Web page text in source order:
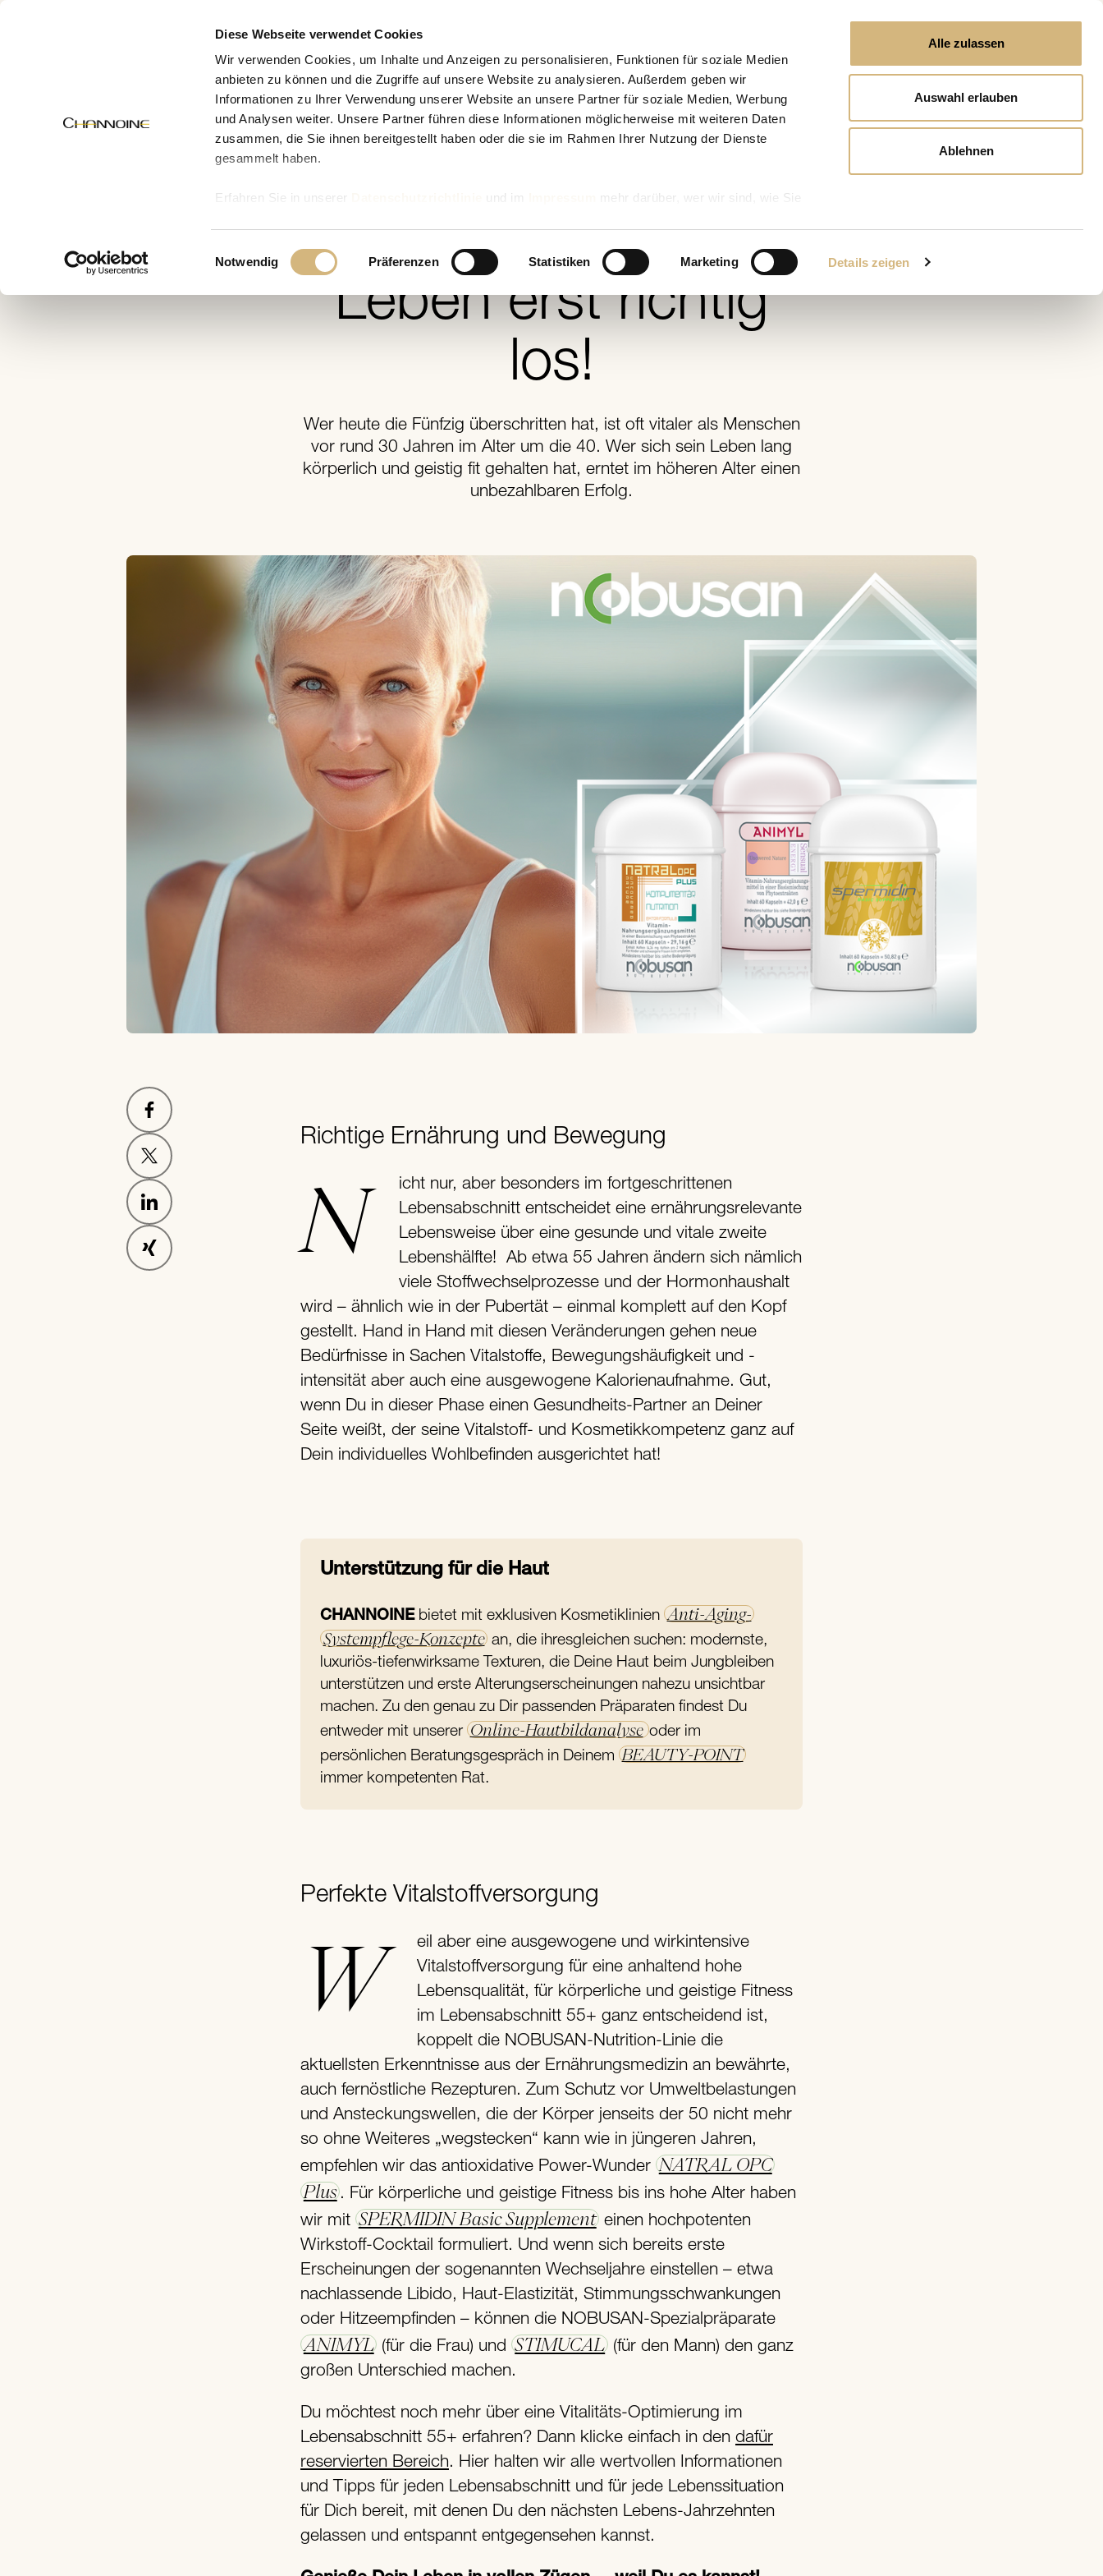
Diese Webseite verwendet Cookies
Wir verwenden Cookies, um Inhalte und Anzeigen zu personalisieren, Funktionen für soziale Medien
anbieten zu können und die Zugriffe auf unsere Website zu analysieren. Außerdem geben wir
Informationen zu Ihrer Verwendung unserer Website an unsere Partner für soziale Medien, Werbung
und Analysen weiter. Unsere Partner führen diese Informationen möglicherweise mit weiteren Daten
zusammen, die Sie ihnen bereitgestellt haben oder die sie im Rahmen Ihrer Nutzung der Dienste
gesammelt haben.
Erfahren Sie in unserer und im
mehr darüber, wer wir sind, wie Sie
Einwilligungsauswahl
Notwendig Präferenzen Statistiken Marketing Details zeigen
Alle zulassen
Auswahl erlauben
Ablehnen
Zur Übersicht
Mit55+geht das
Leben erst richtig
los!
Wer heute die Fünfzig überschritten hat, ist oft vitaler als Menschen
vor rund 30 Jahren im Alter um die 40. Wer sich sein Leben lang
körperlich und geistig fit gehalten hat, erntet im höheren Alter einen
unbezahlbaren Erfolg.
Richtige Ernährung und Bewegung
Nicht nur, aber besonders im fortgeschrittenen
Lebensabschnitt entscheidet eine ernährungsrelevante
Lebensweise über eine gesunde und vitale zweite
Lebenshälfte! Ab etwa 55 Jahren ändern sich nämlich
viele Stoffwechselprozesse und der Hormonhaushalt
wird – ähnlich wie in der Pubertät – einmal komplett auf den Kopf
gestellt. Hand in Hand mit diesen Veränderungen gehen neue
Bedürfnisse in Sachen Vitalstoffe, Bewegungshäufigkeit und -
intensität aber auch eine ausgewogene Kalorienaufnahme. Gut,
wenn Du in dieser Phase einen Gesundheits-Partner an Deiner
Seite weißt, der seine Vitalstoff- und Kosmetikkompetenz ganz auf
Dein individuelles Wohlbefinden ausgerichtet hat!
Unterstützung für die Haut
CHANNOINE bietet mit exklusiven Kosmetiklinien Anti-Aging-
Systempflege-Konzepte an, die ihresgleichen suchen: modernste,
luxuriös-tiefenwirksame Texturen, die Deine Haut beim Jungbleiben
unterstützen und erste Alterungserscheinungen nahezu unsichtbar
machen. Zu den genau zu Dir passenden Präparaten findest Du
entweder mit unserer Online-Hautbildanalyse oder im
persönlichen Beratungsgespräch in Deinem BEAUTY-POINT
immer kompetenten Rat.
Perfekte Vitalstoffversorgung
Weil aber eine ausgewogene und wirkintensive
Vitalstoffversorgung für eine anhaltend hohe
Lebensqualität, für körperliche und geistige Fitness
im Lebensabschnitt 55+ ganz entscheidend ist,
koppelt die NOBUSAN-Nutrition-Linie die
aktuellsten Erkenntnisse aus der Ernährungsmedizin an bewährte,
auch fernöstliche Rezepturen. Zum Schutz vor Umweltbelastungen
und Ansteckungswellen, die der Körper jenseits der 50 nicht mehr
so ohne Weiteres „wegstecken“ kann wie in jüngeren Jahren,
empfehlen wir das antioxidative Power-Wunder NATRAL OPC
Plus . Für körperliche und geistige Fitness bis ins hohe Alter haben
wir mit SPERMIDIN Basic Supplement einen hochpotenten
Wirkstoff-Cocktail formuliert. Und wenn sich bereits erste
Erscheinungen der sogenannten Wechseljahre einstellen – etwa
nachlassende Libido, Haut-Elastizität, Stimmungsschwankungen
oder Hitzeempfinden – können die NOBUSAN-Spezialpräparate
ANIMYL (für die Frau) undSTIMUCAL(für den Mann) den ganz
großen Unterschied machen.
Du möchtest noch mehr über eine Vitalitäts-Optimierung im
Lebensabschnitt 55+ erfahren? Dann klicke einfach in den dafür
reservierten Bereich. Hier halten wir alle wertvollen Informationen
und Tipps für jeden Lebensabschnitt und für jede Lebenssituation
für Dich bereit, mit denen Du den nächsten Lebens-Jahrzehnten
gelassen und entspannt entgegensehen kannst.